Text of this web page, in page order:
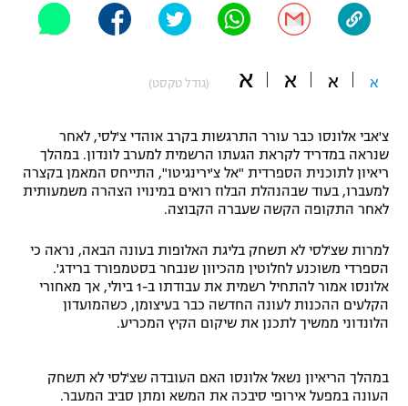
"מחצית בשכונה" – פודקאסט
משתתפים וזוכים בפרסים
תקנון משתתפים וזוכים בפרסים
תקנון עבור פעילות אלקטרה
טניס
גיימינג E-Sports
תנאי שימוש
מדיניות פרטיות
תקנון פעילות ספורט 1
אופניים
ספורט מוטורי
פוטבול אמריקאי NFL
בייסבול MLB
ספורט אתגרי ואקסטרים
אומנויות לחימה
א א א א (גודל טקסט)
צ'אבי אלונסו כבר עורר התרגשות בקרב אוהדי צ'לסי, לאחר
שנראה במדריד לקראת הגעתו הרשמית למערב לונדון. במהלך
ריאיון לתוכנית הספרדית "אל צ'ירינגיטו", התייחס המאמן בקצרה
למעברו, בעוד שבהנהלת הבלוז רואים במינויו הצהרה משמעותית
לאחר התקופה הקשה שעברה הקבוצה.
למרות שצ'לסי לא תשחק בליגת האלופות בעונה הבאה, נראה כי
הספרדי משוכנע לחלוטין מהכיוון שנבחר בסטמפורד ברידג'.
אלונסו אמור להתחיל רשמית את עבודתו ב-1 ביולי, אך מאחורי
הקלעים ההכנות לעונה החדשה כבר בעיצומן, כשהמועדון
הלונדוני ממשיך לתכנן את שיקום הקיץ המכריע.
במהלך הריאיון נשאל אלונסו האם העובדה שצ'לסי לא תשחק
העונה במפעל אירופי סיבכה את המשא ומתן סביב המעבר.